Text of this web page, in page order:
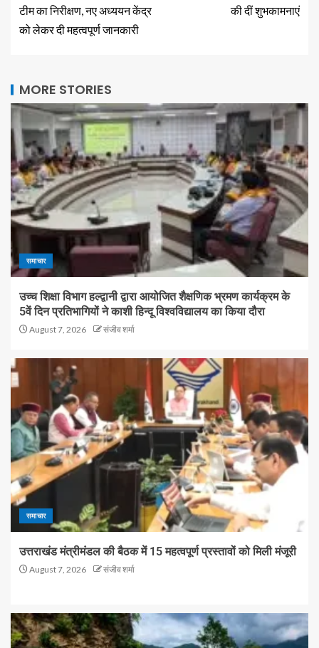
टीम का निरीक्षण, नए अध्ययन केंद्र
को लेकर दी महत्वपूर्ण जानकारी
की दीं शुभकामनाएं
MORE STORIES
समाचार
उच्च शिक्षा विभाग हल्द्वानी द्वारा आयोजित शैक्षणिक भ्रमण कार्यक्रम के
5वें दिन प्रतिभागियों ने काशी हिन्दू विश्वविद्यालय का किया दौरा
August 7, 2026 संजीव शर्मा
समाचार
उत्तराखंड मंत्रीमंडल की बैठक में 15 महत्वपूर्ण प्रस्तावों को मिली मंजूरी
August 7, 2026 संजीव शर्मा